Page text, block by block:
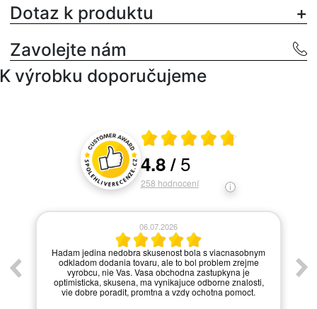
Dotaz k produktu
Zavolejte nám
K výrobku doporučujeme
Hodnocení a recenze zákazníků
Průměrné hodnocení 4.8 z 5
4.8/5
258 hodnocení
06.07.2026
Hadam jedina nedobra skusenost bola s viacnasobnym
odkladom dodania tovaru, ale to bol problem zrejme
vyrobcu, nie Vas. Vasa obchodna zastupkyna je
optimisticka, skusena, ma vynikajuce odborne znalosti,
vie dobre poradit, promtna a vzdy ochotna pomoct.